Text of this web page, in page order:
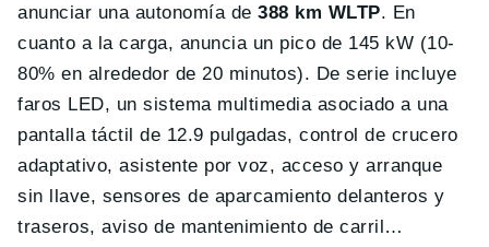
anunciar una autonomía de388 km WLTP. En
cuanto a la carga, anuncia un pico de 145 kW (10-
80% en alrededor de 20 minutos). De serie incluye
faros LED, un sistema multimedia asociado a una
pantalla táctil de 12.9 pulgadas, control de crucero
adaptativo, asistente por voz, acceso y arranque
sin llave, sensores de aparcamiento delanteros y
traseros, aviso de mantenimiento de carril…